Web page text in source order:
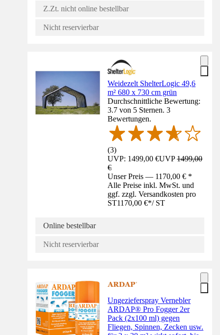
Z.Zt. nicht online bestellbar
Nicht reservierbar
Weidezelt ShelterLogic 49,6
m² 680 x 730 cm grün
Durchschnittliche Bewertung:
3.7 von 5 Sternen. 3
Bewertungen.
(3)
UVP: 1499,00 €UVP1499,00
€
Unser Preis — 1170,00 € *
Alle Preise inkl. MwSt. und
ggf. zzgl. Versandkosten pro
ST1170,00 €*/ ST
Online bestellbar
Nicht reservierbar
Ungezieferspray Vernebler
ARDAP® Pro Fogger 2er
Pack (2x100 ml) gegen
Fliegen, Spinnen, Zecken usw.